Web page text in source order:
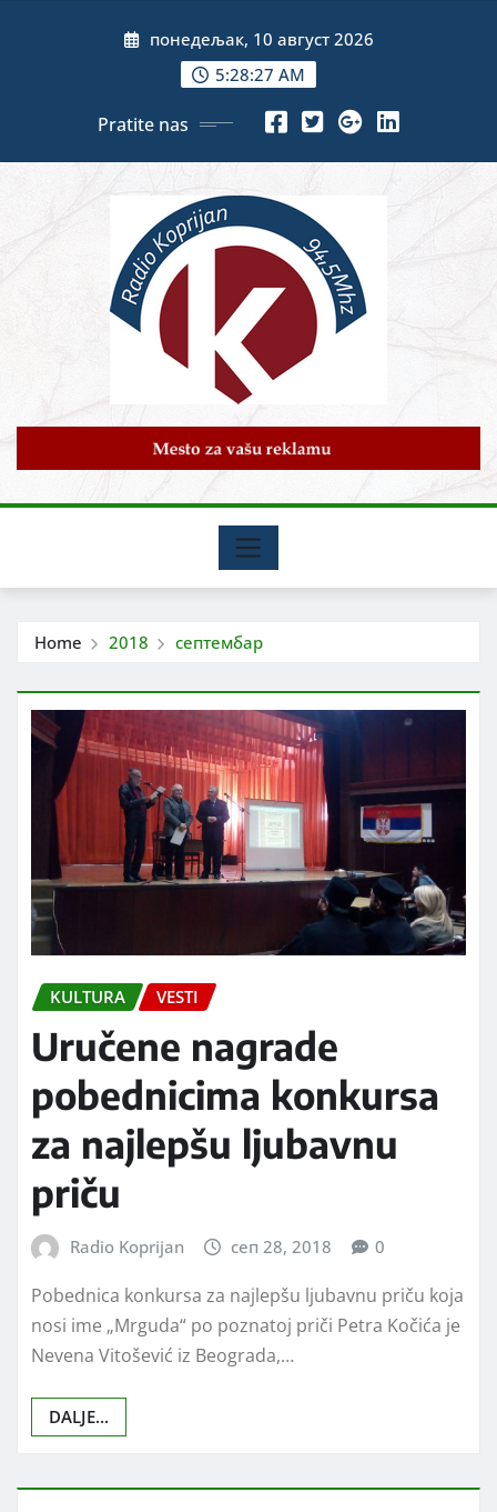
понедељак, 10 август 2026
5:28:29 AM
Pratite nas
Home 2018 септембар
KULTURA VESTI
Uručene nagrade
pobednicima konkursa
za najlepšu ljubavnu
priču
Radio Koprijan сеп 28, 2018 0
Pobednica konkursa za najlepšu ljubavnu priču koja
nosi ime „Mrguda“ po poznatoj priči Petra Kočića je
Nevena Vitošević iz Beograda,…
DALJE...